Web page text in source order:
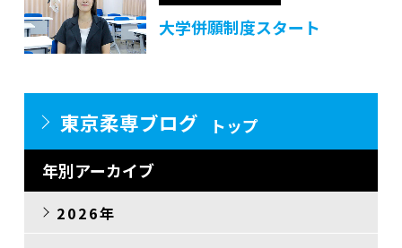
その他 大学併願制度スタート
東京柔専ブログ
トップ
年別アーカイブ
2026年